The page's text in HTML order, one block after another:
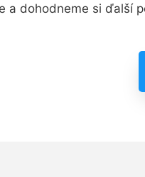
a dohodneme si ďalší